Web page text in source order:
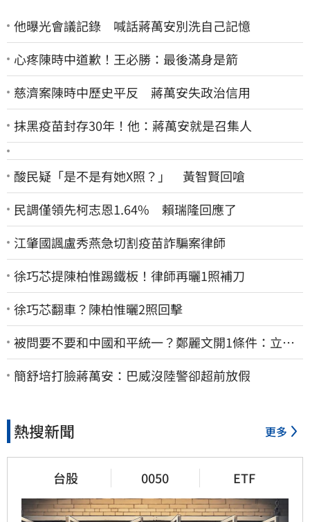
他曝光會議記錄 喊話蔣萬安別洗自己記憶
心疼陳時中道歉！王必勝：最後滿身是箭
慈濟案陳時中歷史平反 蔣萬安失政治信用
抹黑疫苗封存30年！他：蔣萬安就是召集人
酸民疑「是不是有她X照？」 黃智賢回嗆
民調僅領先柯志恩1.64% 賴瑞隆回應了
江肇國諷盧秀燕急切割疫苗詐騙案律師
徐巧芯提陳柏惟踢鐵板！律師再曬1照補刀
徐巧芯翻車？陳柏惟曬2照回擊
被問要不要和中國和平統一？鄭麗文開1條件：立刻
春暖花開
簡舒培打臉蔣萬安：巴威沒陸警卻超前放假
熱搜新聞 更多
台股 0050 ETF